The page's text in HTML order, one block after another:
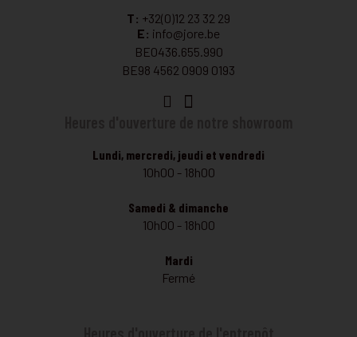
T: +32(0)12 23 32 29
E: info@jore.be
BE0436.655.990
BE98 4562 0909 0193
Lundi, mercredi, jeudi et vendredi
10h00 - 18h00
Samedi & dimanche
10h00 - 18h00
Mardi
Fermé